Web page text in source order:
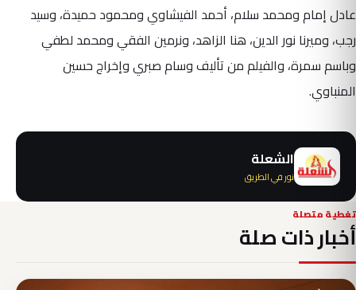
عادل إمام ومحمد سلام، أحمد الفيشاوي ومحمود حميدة، وسيد
رجب، وميرنا نور الدين، هنا الزاهد، ونرمين الفقي ومحمد لطفي
وباسم سمرة، والفيلم من تأليف وسام صبري وإخراج حسين
المنباوي.
الشعلة
نور في الطريق
تغطية متصلة
أخبار ذات صلة